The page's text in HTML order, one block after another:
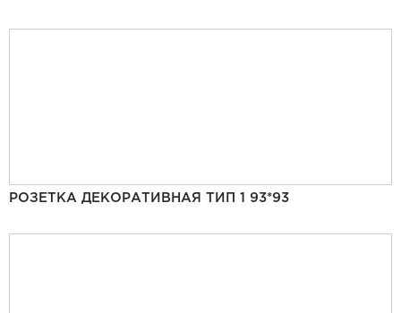
РОЗЕТКА ДЕКОРАТИВНАЯ ТИП 1 93*93